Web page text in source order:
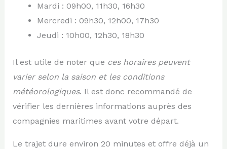
Mardi : 09h00, 11h30, 16h30
Mercredi : 09h30, 12h00, 17h30
Jeudi : 10h00, 12h30, 18h30
Il est utile de noter que ces horaires peuvent
varier selon la saison et les conditions
météorologiques. Il est donc recommandé de
vérifier les dernières informations auprès des
compagnies maritimes avant votre départ.
Le trajet dure environ 20 minutes et offre déjà un